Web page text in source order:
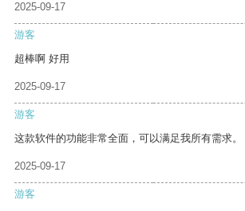
2025-09-17
游客
超棒啊 好用
2025-09-17
游客
这款软件的功能非常全面，可以满足我所有需求。
2025-09-17
游客